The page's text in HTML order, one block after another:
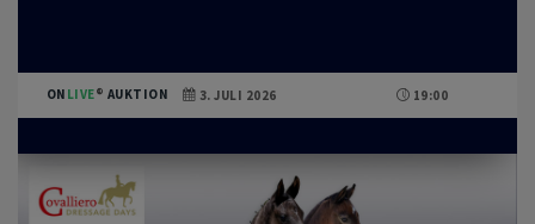
ON LIVE AUKTION 3. JULI 2026 19:00